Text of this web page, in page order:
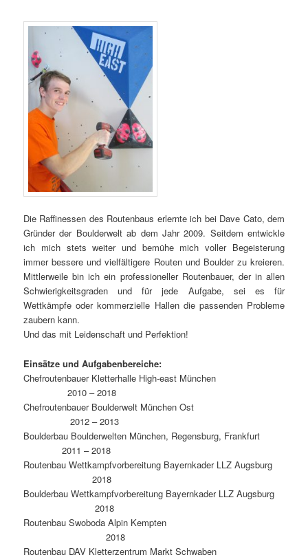
Die Raffinessen des Routenbaus erlernte ich bei Dave Cato, dem
Gründer der Boulderwelt ab dem Jahr 2009. Seitdem entwickle
ich mich stets weiter und bemühe mich voller Begeisterung
immer bessere und vielfältigere Routen und Boulder zu kreieren.
Mittlerweile bin ich ein professioneller Routenbauer, der in allen
Schwierigkeitsgraden und für jede Aufgabe, sei es für
Wettkämpfe oder kommerzielle Hallen die passenden Probleme
zaubern kann.
Und das mit Leidenschaft und Perfektion!
Einsätze und Aufgabenbereiche:
Chefroutenbauer Kletterhalle High-east München
2010 – 2018
Chefroutenbauer Boulderwelt München Ost
2012 – 2013
Boulderbau Boulderwelten München, Regensburg, Frankfurt
2011 – 2018
Routenbau Wettkampfvorbereitung Bayernkader LLZ Augsburg
2018
Boulderbau Wettkampfvorbereitung Bayernkader LLZ Augsburg
2018
Routenbau Swoboda Alpin Kempten
2018
Routenbau DAV Kletterzentrum Markt Schwaben